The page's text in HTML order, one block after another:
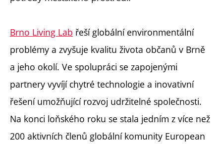
Brno Living Lab řeší globální environmentální
problémy a zvyšuje kvalitu života občanů v Brně
a jeho okolí. Ve spolupráci se zapojenými
partnery vyvíjí chytré technologie a inovativní
řešení umožňující rozvoj udržitelné společnosti.
Na konci loňského roku se stala jedním z více než
200 aktivních členů globální komunity European